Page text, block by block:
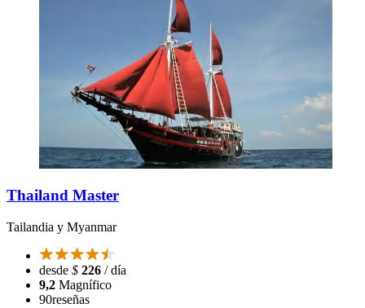
Thailand Master
Tailandia y Myanmar
desde $ 226 / día
9,2 Magnífico
90reseñas